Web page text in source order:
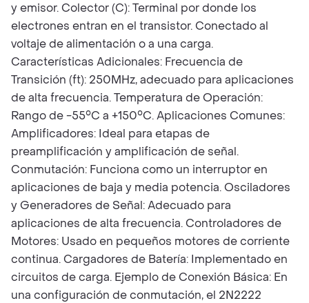
y emisor. Colector (C): Terminal por donde los
electrones entran en el transistor. Conectado al
voltaje de alimentación o a una carga.
Características Adicionales: Frecuencia de
Transición (ft): 250MHz, adecuado para aplicaciones
de alta frecuencia. Temperatura de Operación:
Rango de -55°C a +150°C. Aplicaciones Comunes:
Amplificadores: Ideal para etapas de
preamplificación y amplificación de señal.
Conmutación: Funciona como un interruptor en
aplicaciones de baja y media potencia. Osciladores
y Generadores de Señal: Adecuado para
aplicaciones de alta frecuencia. Controladores de
Motores: Usado en pequeños motores de corriente
continua. Cargadores de Batería: Implementado en
circuitos de carga. Ejemplo de Conexión Básica: En
una configuración de conmutación, el 2N2222